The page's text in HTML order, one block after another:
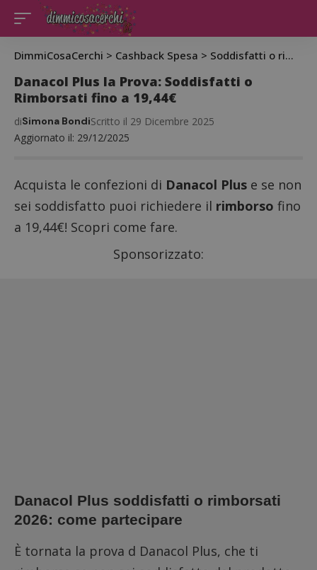
DimmiCosaCerchi > Cashback Spesa > Soddisfatti o rimborsati
Danacol Plus la Prova: Soddisfatti o
Rimborsati fino a 19,44€
Aggiornato il: 29/12/2025
diSimona BondiScritto il 29 Dicembre 2025
Acquista le confezioni di Danacol Plus e se non
sei soddisfatto puoi richiedere il rimborso fino
a 19,44€! Scopri come fare.
Sponsorizzato:
Danacol Plus soddisfatti o rimborsati
2026: come partecipare
È tornata la prova d Danacol Plus, che ti